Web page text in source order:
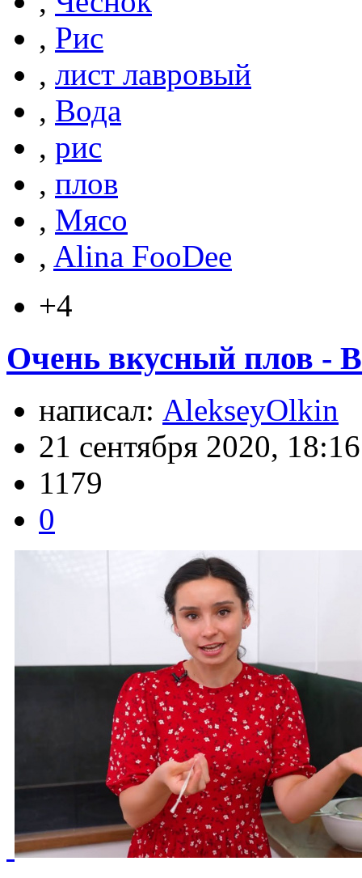
, Рис
, лист лавровый
, Вода
, рис
, плов
, Мясо
, Alina FooDee
+4
Очень вкусный плов -
написал: AlekseyOlkin
21 сентября 2020, 18:16
1179
0